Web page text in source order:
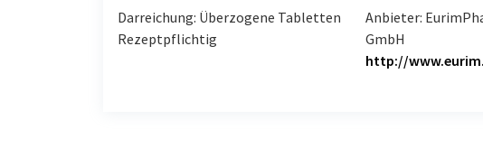
Darreichung: Überzogene Tabletten
Rezeptpflichtig
Anbieter:
GmbH
http://